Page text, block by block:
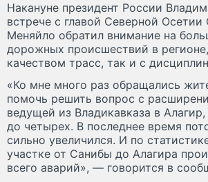
Накануне президент России
встрече с главой Северной Осетии
Меняйло обратил внимание на
дорожных происшествий в
качеством трасс, так и с
«Ко мне много раз обращались
помочь решить вопрос с
ведущей из Владикавказа в
до четырех. В последнее время
сильно увеличился. И по
участке от Санибы до Алагира
всего аварий», — говорится в